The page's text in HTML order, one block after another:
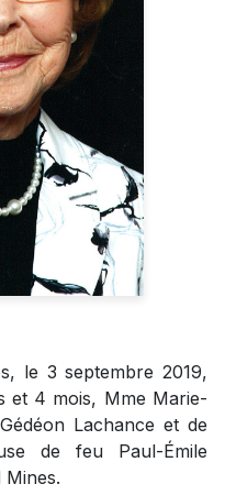
le 3 septembre 2019,
et 4 mois, Mme Marie-
Lachance et de
de feu Paul-Émile